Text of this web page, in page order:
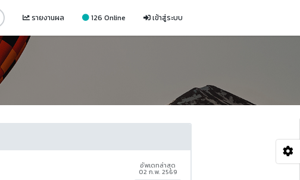
รายงานผล 126 Online เข้าสู่ระบบ
อัพเดทล่าสุด
02 ก.พ. 2569